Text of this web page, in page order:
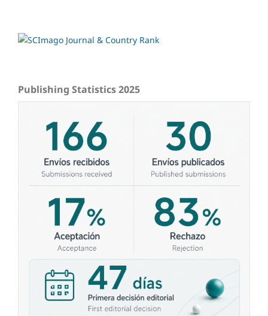
Publishing Statistics 2025